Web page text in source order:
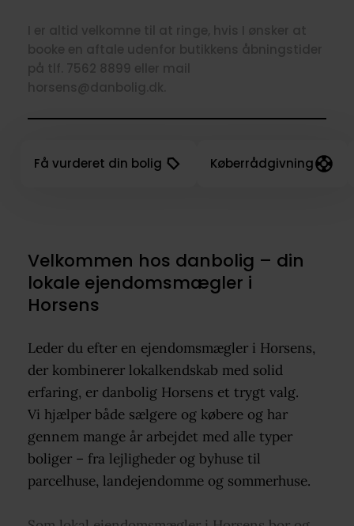
Få vurderet din bolig Køberrådgivning
Velkommen hos danbolig – din
lokale ejendomsmægler i
Horsens
Leder du efter en ejendomsmægler i Horsens,
der kombinerer lokalkendskab med solid
erfaring, er danbolig Horsens et trygt valg.
Vi hjælper både sælgere og købere og har
gennem mange år arbejdet med alle typer
boliger – fra lejligheder og byhuse til
parcelhuse, landejendomme og sommerhuse.